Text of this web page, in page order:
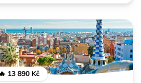
🔥 13 890 Kč